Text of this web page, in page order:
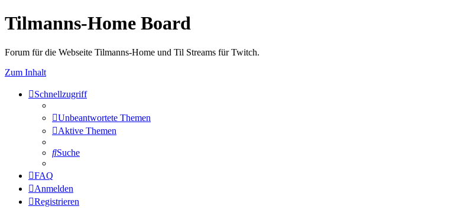
Tilmanns-Home Board
Forum für die Webseite Tilmanns-Home und Til Streams für Twitch.
Zum Inhalt
Schnellzugriff
Unbeantwortete Themen
Aktive Themen
Suche
FAQ
Anmelden
Registrieren